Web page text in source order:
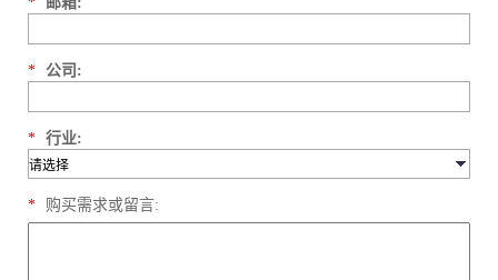
* 公司:
* 行业:
* 购买需求或留言: